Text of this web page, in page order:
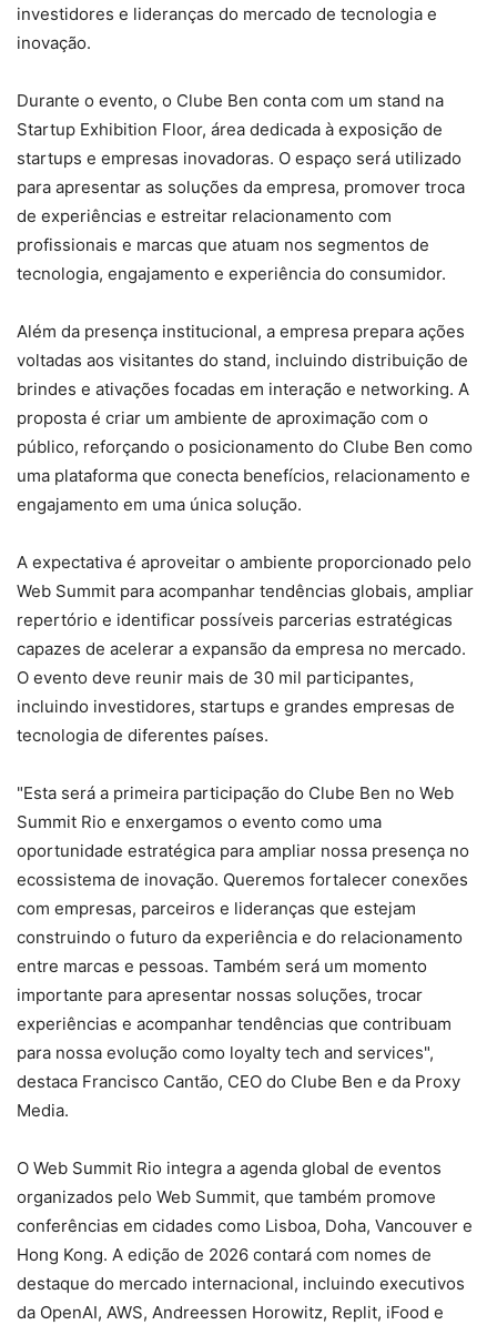
investidores e lideranças do mercado de tecnologia e
inovação.
Durante o evento, o Clube Ben conta com um stand na
Startup Exhibition Floor, área dedicada à exposição de
startups e empresas inovadoras. O espaço será utilizado
para apresentar as soluções da empresa, promover troca
de experiências e estreitar relacionamento com
profissionais e marcas que atuam nos segmentos de
tecnologia, engajamento e experiência do consumidor.
Além da presença institucional, a empresa prepara ações
voltadas aos visitantes do stand, incluindo distribuição de
brindes e ativações focadas em interação e networking. A
proposta é criar um ambiente de aproximação com o
público, reforçando o posicionamento do Clube Ben como
uma plataforma que conecta benefícios, relacionamento e
engajamento em uma única solução.
A expectativa é aproveitar o ambiente proporcionado pelo
Web Summit para acompanhar tendências globais, ampliar
repertório e identificar possíveis parcerias estratégicas
capazes de acelerar a expansão da empresa no mercado.
O evento deve reunir mais de 30 mil participantes,
incluindo investidores, startups e grandes empresas de
tecnologia de diferentes países.
"Esta será a primeira participação do Clube Ben no Web
Summit Rio e enxergamos o evento como uma
oportunidade estratégica para ampliar nossa presença no
ecossistema de inovação. Queremos fortalecer conexões
com empresas, parceiros e lideranças que estejam
construindo o futuro da experiência e do relacionamento
entre marcas e pessoas. Também será um momento
importante para apresentar nossas soluções, trocar
experiências e acompanhar tendências que contribuam
para nossa evolução como loyalty tech and services",
destaca Francisco Cantão, CEO do Clube Ben e da Proxy
Media.
O Web Summit Rio integra a agenda global de eventos
organizados pelo Web Summit, que também promove
conferências em cidades como Lisboa, Doha, Vancouver e
Hong Kong. A edição de 2026 contará com nomes de
destaque do mercado internacional, incluindo executivos
da OpenAI, AWS, Andreessen Horowitz, Replit, iFood e